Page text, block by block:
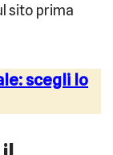
sito prima
scegli lo